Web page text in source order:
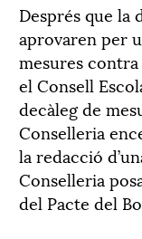
Després que la
aprovaren per
mesures contra
el Consell
decàleg de
Conselleria
la redacció
Conselleria
del Pacte del